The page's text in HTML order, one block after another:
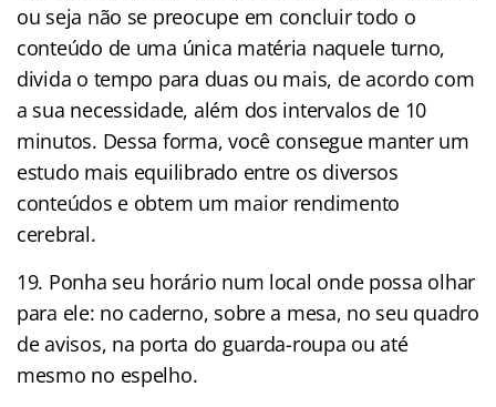
ou seja não se preocupe em concluir todo o
conteúdo de uma única matéria naquele turno,
divida o tempo para duas ou mais, de acordo com
a sua necessidade, além dos intervalos de 10
minutos. Dessa forma, você consegue manter um
estudo mais equilibrado entre os diversos
conteúdos e obtem um maior rendimento
cerebral.
19. Ponha seu horário num local onde possa olhar
para ele: no caderno, sobre a mesa, no seu quadro
de avisos, na porta do guarda-roupa ou até
mesmo no espelho.